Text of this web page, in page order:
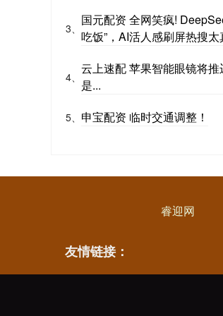
3、
国元配资 全网笑疯!
吃饭”，AI活人感刷屏热搜太
4、
云上速配 苹果智能眼镜将
是...
5、 申宝配资 临时交通调整！
睿迎网
友情链接：